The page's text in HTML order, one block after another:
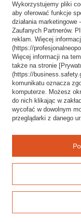
Wysyłka
Sposoby płatności i
Regulamin
Polityka prywatności
Odstąpienie od umowy
Popularne
Opony bezdętkowe
Opony dętkowe
Wykorzystujemy pliki
aby oferować funkcje
działania
Zaufanych Partnerów.
reklam. Więcej
(https://
Więcej informacji na
także na stronie
(https://
komunikatu oznacza
komputerze. Możesz
do nich klikając w
wycofać w dowolnym
przeglądarki z danego